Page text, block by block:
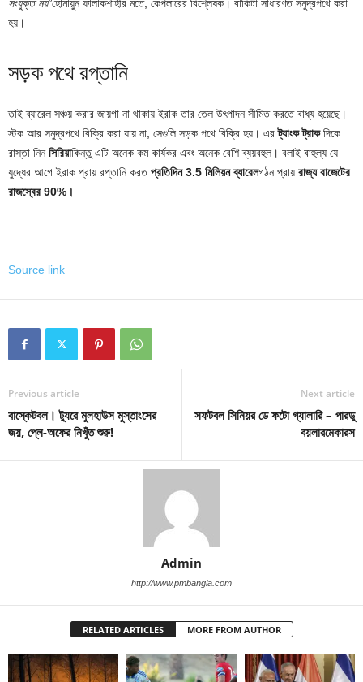
সংযুক্ত নয়”হোমায়ুন ফালাকশাহীর মতে, কেপলারের বিশ্লেষক। বাকিটা সাধারণত সমুদ্রপথে করা
হয়।
সড়ক পথে রপ্তানি
তাই ব্যারেল সঞ্চয় করার জায়গা না থাকায় ইরাক তার তেল উৎপাদন সীমিত করতে বাধ্য হয়েছে।
স্টক আর সমুদ্রপথে বিক্রি করা যায় না, সেগুলি সড়ক পথে বিক্রি হয়। এরট্যাংক ট্রাকদিকে
রাস্তা নিনসিরিয়াকিন্তু এটি অনেক কম কার্যকর এবং অনেক বেশি ব্যয়বহুল। বলাই বাহুল্য যে
যুদ্ধের আগে ইরাক প্রায় রপ্তানি করতপ্রতিদিন 3.5 মিলিয়ন ব্যারেলগঠন প্রায় রাজ্য বাজেটের
রাজস্বের 90%।
Source link
Previous article
বাস্কেটবল। ট্যুরে মুলহাউস মুস্তাংসের
জয়, প্লে-অফের নিখুঁত শুরু!
Next article
সফটবল সিনিয়র ডে ফটো গ্যালারি – পারডু
বয়লারমেকারস
Admin
http://www.pmbangla.com
RELATED ARTICLES MORE FROM AUTHOR